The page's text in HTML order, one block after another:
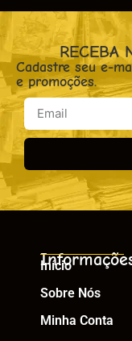
RECEBA
Cadastre seu e-
e promoções.
Início
Sobre Nós
Minha Conta